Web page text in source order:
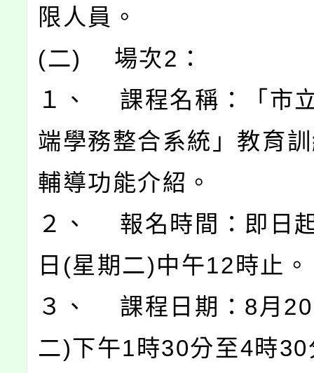
限人員。
(二) 場次2：
１、 課程名稱：「市
端學務整合系統」教育
輔導功能介紹。
２、 報名時間：即日
日(星期二)中午12時止。
３、 課程日期：8月
二)下午1時30分至4時30